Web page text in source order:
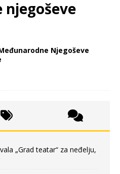
Njegoševe
„Grad teatar“ za neđelju,